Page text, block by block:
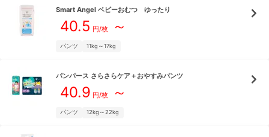
Smart Angel ベビーおむつ ゆったり
40.5 円/枚～
パンツ 11kg～17kg
パンパース さらさらケア＋おやすみパンツ
40.9 円/枚～
パンツ 12kg～22kg